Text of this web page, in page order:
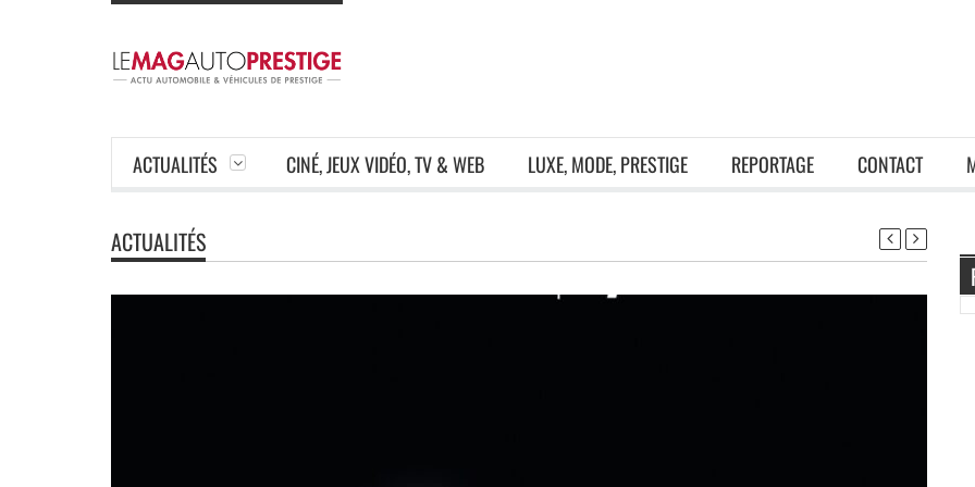
ACTUALITÉS CINÉ, JEUX VIDÉO, TV & WEB LUXE, MODE, PRESTIGE REPORTAGE CONTACT
ACTUALITÉS